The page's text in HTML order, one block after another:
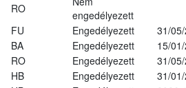
RO
engedélyezett
FU Engedélyezett
31/
BA Engedélyezett
15/
RO Engedélyezett
31/
HB Engedélyezett
31/